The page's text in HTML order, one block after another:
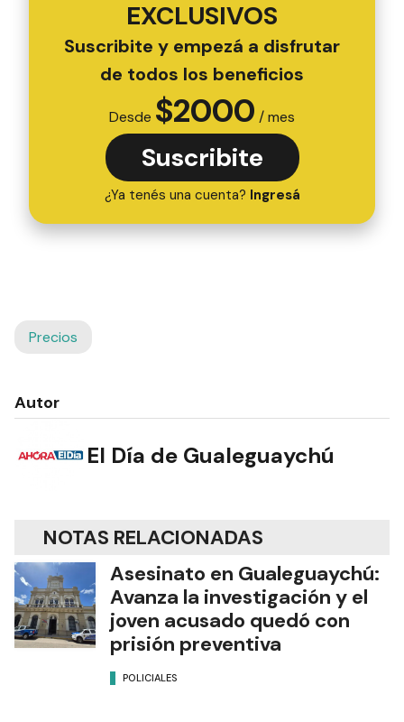
EXCLUSIVOS
Suscribite y empezá a disfrutar
de todos los beneficios
Desde $2000 / mes
Suscribite
¿Ya tenés una cuenta? Ingresá
Precios
Autor
El Día de Gualeguaychú
NOTAS RELACIONADAS
Asesinato en Gualeguaychú:
Avanza la investigación y el
joven acusado quedó con
prisión preventiva
POLICIALES